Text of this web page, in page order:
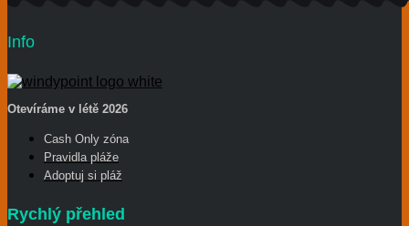
Info
Otevíráme v létě 2026
Cash Only zóna
Pravidla pláže
Adoptuj si pláž
Rychlý přehled